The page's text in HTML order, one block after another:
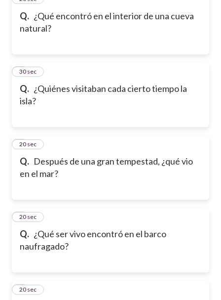
Q. ¿Qué encontró en el interior de una cueva
natural?
Q. ¿Quiénes visitaban cada cierto tiempo la
isla?
6
30 sec
Q. Después de una gran tempestad, ¿qué vio
en el mar?
7
20 sec
Q. ¿Qué ser vivo encontró en el barco
naufragado?
8
20 sec
9
20 sec